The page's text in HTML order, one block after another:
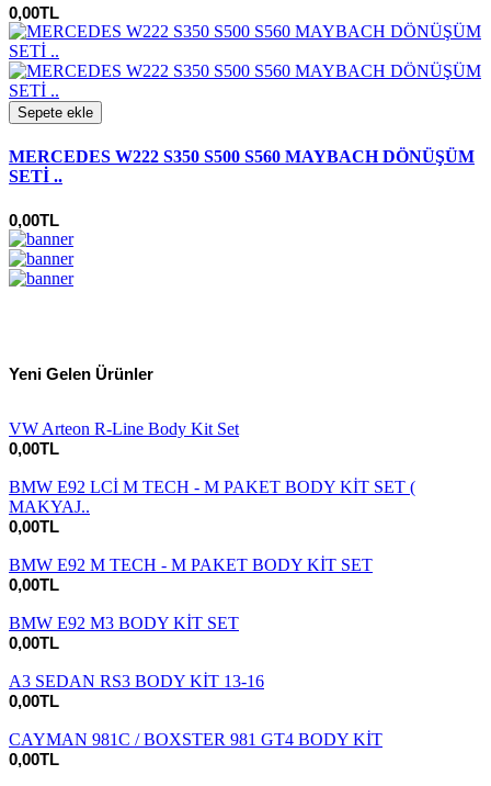
0,00TL
Sepete ekle
MERCEDES W222 S350 S500 S560 MAYBACH DÖNÜŞÜM
SETİ ..
0,00TL
Yeni Gelen Ürünler
VW Arteon R-Line Body Kit Set
0,00TL
BMW E92 LCİ M TECH - M PAKET BODY KİT SET (
MAKYAJ..
0,00TL
BMW E92 M TECH - M PAKET BODY KİT SET
0,00TL
BMW E92 M3 BODY KİT SET
0,00TL
A3 SEDAN RS3 BODY KİT 13-16
0,00TL
CAYMAN 981C / BOXSTER 981 GT4 BODY KİT
0,00TL